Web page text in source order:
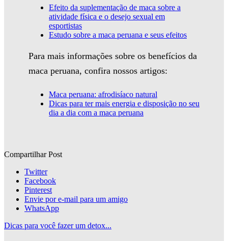
Efeito da suplementação de maca sobre a
atividade física e o desejo sexual em
esportistas
Estudo sobre a maca peruana e seus efeitos
Para mais informações sobre os benefícios da
maca peruana, confira nossos artigos:
Maca peruana: afrodisíaco natural
Dicas para ter mais energia e disposição no seu
dia a dia com a maca peruana
Compartilhar Post
Twitter
Facebook
Pinterest
Envie por e-mail para um amigo
WhatsApp
Dicas para você fazer um detox...